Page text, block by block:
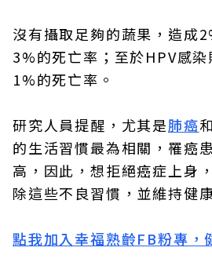
沒有攝取足夠的蔬果，造成
3%的死亡率；至於HPV感
1%的死亡率。
研究人員提醒，尤其是肺癌
的生活習慣最為相關，罹癌
高，因此，想拒絕癌症上身
除這些不良習慣，並維持健
點我加入幸福熟齡FB粉專，